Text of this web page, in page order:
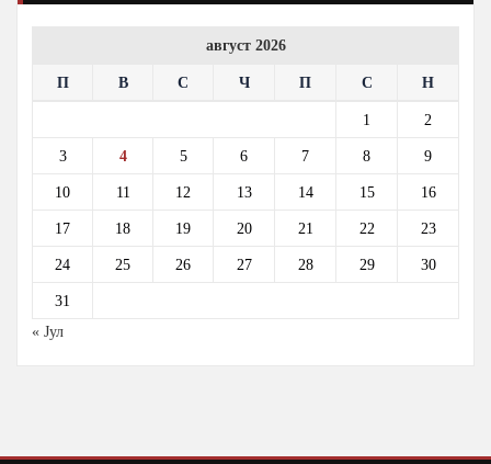
август 2026
П В С Ч П С Н
1 2
3 4 5 6 7 8 9
10 11 12 13 14 15 16
17 18 19 20 21 22 23
24 25 26 27 28 29 30
31
« Јул